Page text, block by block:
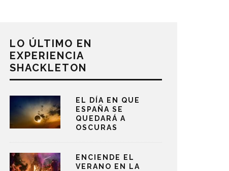
LO ÚLTIMO EN
EXPERIENCIA
SHACKLETON
EL DÍA EN QUE
ESPAÑA SE
QUEDARÁ A
OSCURAS
ENCIENDE EL
VERANO EN LA